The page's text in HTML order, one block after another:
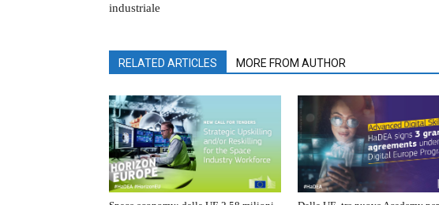
industriale
RELATED ARTICLES MORE FROM AUTHOR